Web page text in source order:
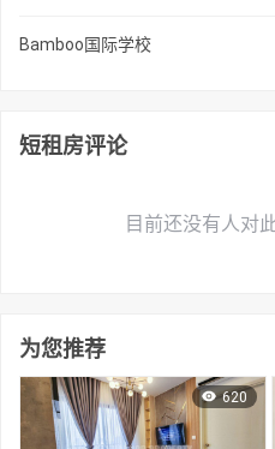
Bamboo国际学校
短租房评论
目前还没有人对
为您推荐
620